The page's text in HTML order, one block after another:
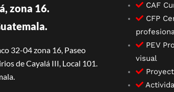
zona 16.
32-04 zona 16, Paseo
de Cayalá III, Local 101.
CAF
CFP
PEV
visual